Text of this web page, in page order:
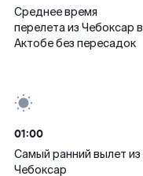
Среднее время
перелета из Чебоксар в
Актобе без пересадок
01:00
Самый ранний вылет из
Чебоксар